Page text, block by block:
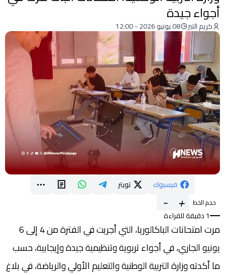
أجواء جيدة
كريم التبر 08 يونيو 2026 - 12:00
فيسبوك تويتر
حجم الخط +
-
1 دقيقة للقراءة
مرت امتحانات الباكالوريا، التي أجريت في الفترة من 4 إلى 6
يونيو الجاري، في أجواء تربوية وتنظيمية جيدة وإيجابية، حسب
ما أكدته وزارة التربية الوطنية والتعليم الأولي والرياضة، في بلاغ